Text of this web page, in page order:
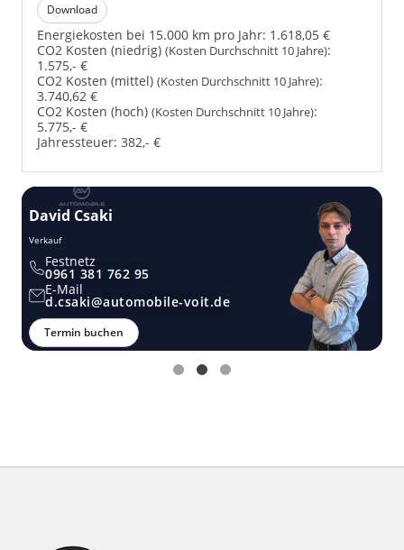
Download
Energiekosten bei 15.000 km pro Jahr: 1.618,05 €
CO2 Kosten (niedrig) (Kosten Durchschnitt 10 Jahre):
1.575,- €
CO2 Kosten (mittel) (Kosten Durchschnitt 10 Jahre):
3.740,62 €
CO2 Kosten (hoch) (Kosten Durchschnitt 10 Jahre):
5.775,- €
Jahressteuer: 382,- €
David Csaki
Verkauf
Festnetz
0961 381 762 95
E-Mail
d.csaki@automobile-voit.de
Termin buchen